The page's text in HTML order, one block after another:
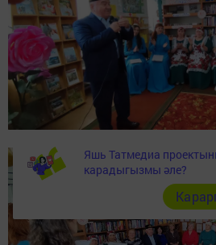
Яшь Татмедиа
карадыгызмы әле?